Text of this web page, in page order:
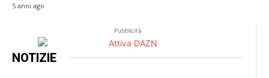
Pubblicità
NOTIZIE
5 anni ago